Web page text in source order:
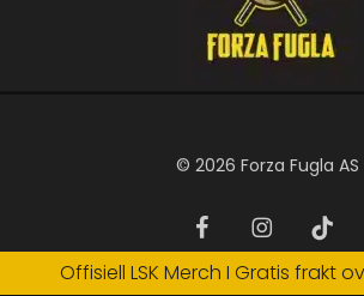
© 2026 Forza Fugla AS
facebookinstagram
tiktok
Offisiell LSK Merch I Gratis frakt